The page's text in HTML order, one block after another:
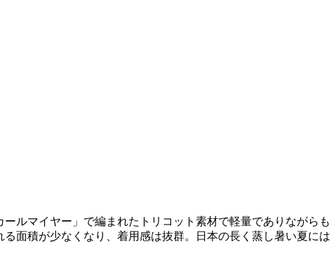
ルマイヤー」で編まれたトリコット素材で軽量でありながらも
面積が少なくなり、着用感は抜群。日本の長く蒸し暑い夏には